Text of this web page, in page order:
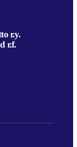
r.y.
r.f.